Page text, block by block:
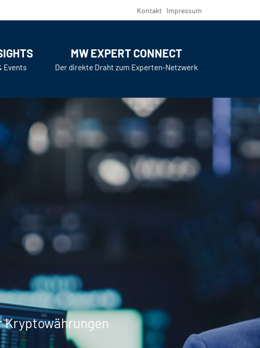
Kontakt Impressum
Events
MW EXPERT CONNECT
Der direkte Draht zum Experten-Netzwerk
Kryptowährungen